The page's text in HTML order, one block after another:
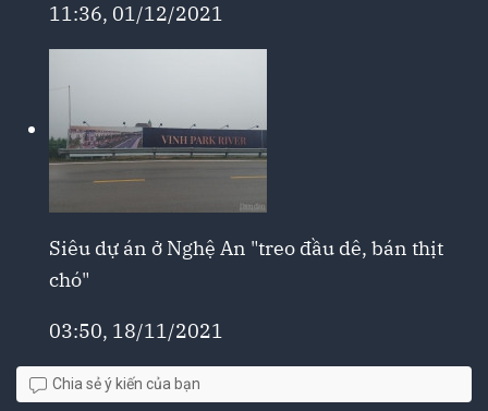
11:36, 01/12/2021
Siêu dự án ở Nghệ An "treo đầu dê, bán thịt
chó"
03:50, 18/11/2021
Chia sẻ ý kiến của bạn